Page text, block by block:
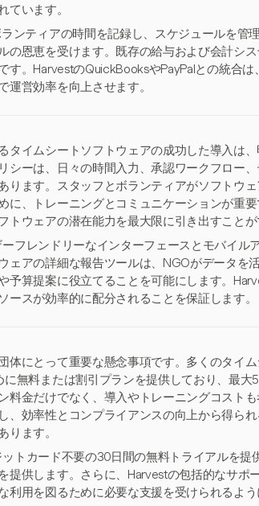
ています。
ンティアの時間を記録し、スケジュールを管
の恩恵を受けます。既存の給与および会計シ
す。HarvestのQuickBooksやPayPalとの統合
運営効率を向上させます。
タイムシートソフトウェアの成功した導入は
シーは、日々の時間入力、承認ワークフロー
ります。スタッフとボランティアがソフトウ
に、トレーニングとコミュニケーションが重
トウェアの潜在能力を最大限に引き出すことが
フレンドリーなインターフェースとモバイル
ェアの詳細な報告ツールは、NGOがデータを
予算提案に役立てることを可能にします。
ースが効率的に配分されることを保証します。
体にとって重要な懸念事項です。多くのタイ
無料または割引プランを提供しており、最大
料金だけでなく、導入やトレーニングコスト
、効率性とコンプライアンスの向上から得ら
ります。
トカード不要の30日間の無料トライアルを
提供します。さらに、Harvestの包括的なサポ
利用を図るために必要な支援を受けられるよう